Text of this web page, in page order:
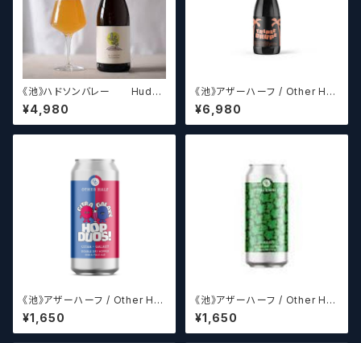
《池》ハドソンバレー Hudso
n Valley Blossom
¥4,980
《池》アザーハーフ / Other Hal
f Brewing Triple Drupe【ク
ラフトビールシザーズ】
¥6,980
《池》アザーハーフ / Other Hal
f Brewing Hop Duos! - Citr
a + Galaxy 【クラフトビールシ
ザーズ】
¥1,650
《池》アザーハーフ / Other Hal
f Brewing Dank Ivy【クラフト
ビールシザーズ】
¥1,650